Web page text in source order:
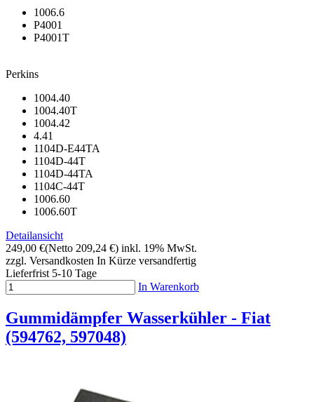
1006.6
P4001
P4001T
Perkins
1004.40
1004.40T
1004.42
4.41
1104D-E44TA
1104D-44T
1104D-44TA
1104C-44T
1006.60
1006.60T
Detailansicht
249,00 €(Netto 209,24 €) inkl. 19% MwSt.
zzgl. Versandkosten In Kürze versandfertig
Lieferfrist 5-10 Tage
In Warenkorb
Gummidämpfer Wasserkühler - Fiat
(594762, 597048)